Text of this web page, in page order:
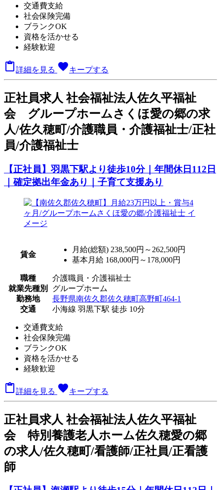
交通費支給
社会保険完備
ブランクOK
資格を活かせる
経験歓迎
詳細を見る favoriteキープする
正社員求人 社会福祉法人佐久平福祉
会 グループホームさくほ愛の郷の求
人/佐久穂町/介護職員・介護福祉士/正社
員/介護福祉士
【正社員】羽黒下駅より徒歩10分｜年間休日112日
｜確定拠出年金あり｜子育て支援あり
賃金
月給(総額) 238,500円～262,500円
基本月給 168,000円～178,000円
職種
介護職員・介護福祉士
就業先種別
グループホーム
勤務地
長野県南佐久郡佐久穂町高野町464-1
交通
小海線 羽黒下駅 徒歩 10分
交通費支給
社会保険完備
ブランクOK
資格を活かせる
経験歓迎
詳細を見る favoriteキープする
正社員求人 社会福祉法人佐久平福祉
会 特別養護老人ホーム佐久穂愛の郷
の求人/佐久穂町/看護師/正社員/正看護
師